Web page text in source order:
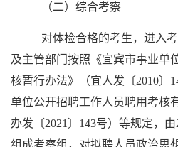
（二）综合考察
对体检合格的考生，进入
及主管部门按照《宜宾市事业单
核暂行办法》（宜人发〔2010〕
单位公开招聘工作人员聘用考核
办发〔2021〕143号）等规定，
组成考察组，对拟聘人员政治思